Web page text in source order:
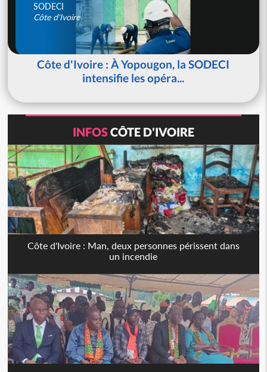
SODECI
Côte d'Ivoire
Côte d'Ivoire : À Yopougon, la SODECI
intensifie les opéra...
INFOSCÔTE D'IVOIRE
Côte d'Ivoire : Man, deux personnes périssent dans
un incendie